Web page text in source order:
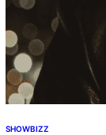
SHOWBIZZ